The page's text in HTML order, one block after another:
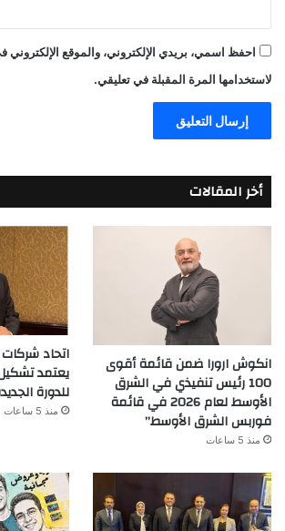
احفظ اسمي، بريدي الإلكتروني، والموقع الإلكتروني
لاستخدامها المرة المقبلة في تعليقي.
أخر المقالات
انكوش ارورا ضمن قائمة أقوى
100 رئيس تنفيذي في الشرق
الأوسط لعام 2026 في قائمة
فوربس الشرق الأوسط”
منذ 5 ساعات
اتحاد شركات
يعتمد تشكيل
للدورة الجديدة
منذ 5 ساعات